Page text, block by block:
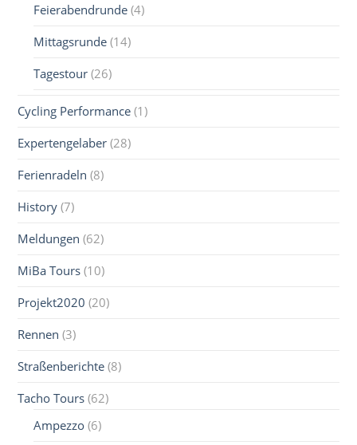
Feierabendrunde (4)
Mittagsrunde (14)
Tagestour (26)
Cycling Performance (1)
Expertengelaber (28)
Ferienradeln (8)
History (7)
Meldungen (62)
MiBa Tours (10)
Projekt2020 (20)
Rennen (3)
Straßenberichte (8)
Tacho Tours (62)
Ampezzo (6)